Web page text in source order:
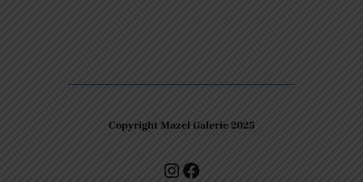
Copyright Mazel Galerie 2025
Check our photos on Instagram ! Facebook